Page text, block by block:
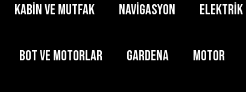
KABİN ve MUTFAK NAVİGASYON ELEKTRİK
BOT ve MOTORLAR GARDENA MOTOR